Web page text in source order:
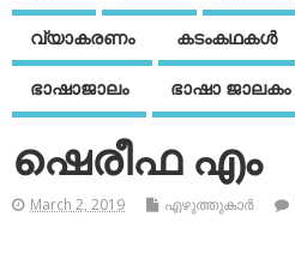
വ്യാകരണം കടംകഥകള്‍
ഭാഷാജാലം ഭാഷാ ജാലകം
ഷെരീഫ എം
March 2, 2019 എഴുത്തുകാര്‍